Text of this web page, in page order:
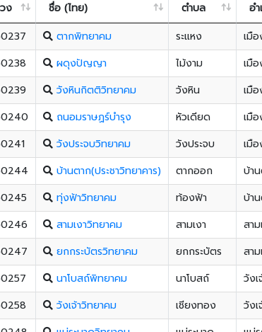
ง ชื่อ (ไทย) ตำบล อ
ตากพิทยาคม ระแหง เมื
ผดุงปัญญา ไม้งาม เมื
วังหินกิตติวิทยาคม วังหิน เมื
ถนอมราษฏร์บำรุง หัวเดียด เมื
วังประจบวิทยาคม วังประจบ เมื
บ้านตาก(ประชาวิทยาคาร) ตากออก บ้า
ทุ่งฟ้าวิทยาคม ท้องฟ้า บ้า
สามเงาวิทยาคม สามเงา สาม
ยกกระบัตรวิทยาคม ยกกระบัตร สาม
นาโบสถ์พิทยาคม นาโบสถ์ วังเ
วังเจ้าวิทยาคม เชียงทอง วังเ